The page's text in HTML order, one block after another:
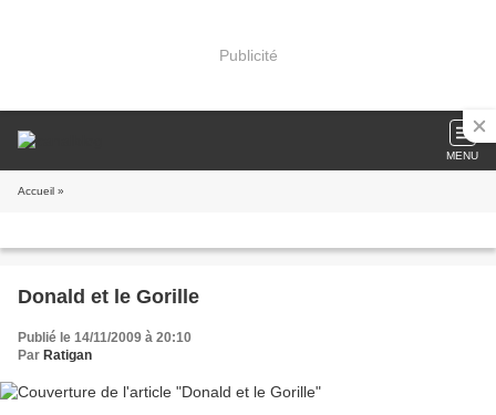
Publicité
MENU
Accueil »
Donald et le Gorille
Publié le 14/11/2009 à 20:10
Par Ratigan